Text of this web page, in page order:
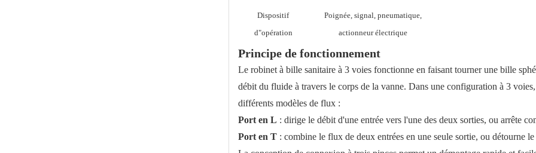
Dispositif
d"opération
Poignée, signal, pneumatique,
actionneur électrique
Principe de fonctionnement
Le robinet à bille sanitaire à 3 voies fonctionne en faisant tourner une bille
débit du fluide à travers le corps de la vanne. Dans une configuration à 3
différents modèles de flux :
Port en L : dirige le débit d'une entrée vers l'une des deux sorties, ou arrête
Port en T : combine le flux de deux entrées en une seule sortie, ou détourne